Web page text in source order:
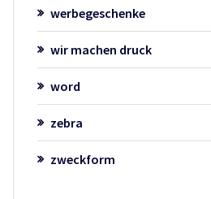
werbegeschenke
wir machen druck
word
zebra
zweckform